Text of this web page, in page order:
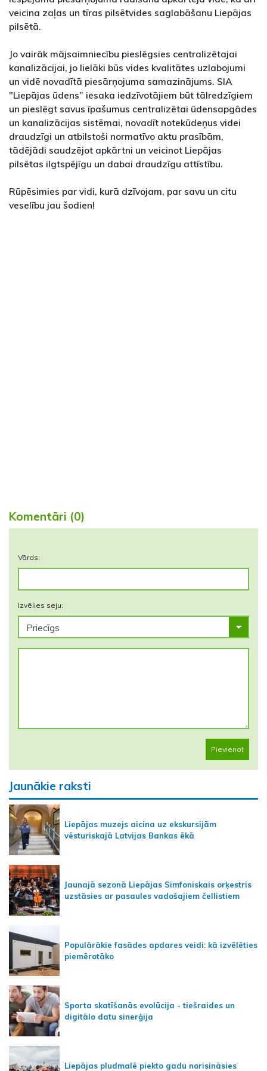
veicina zaļas un tīras pilsētvides saglabāšanu Liepājas
pilsētā.
Jo vairāk mājsaimniecību pieslēgsies centralizētajai
kanalizācijai, jo lielāki būs vides kvalitātes uzlabojumi
un vidē novadītā piesārņojuma samazinājums. SIA
"Liepājas ūdens” iesaka iedzīvotājiem būt tālredzīgiem
un pieslēgt savus īpašumus centralizētai ūdensapgādes
un kanalizācijas sistēmai, novadīt notekūdeņus videi
draudzīgi un atbilstoši normatīvo aktu prasībām,
tādējādi saudzējot apkārtni un veicinot Liepājas
pilsētas ilgtspējīgu un dabai draudzīgu attīstību.
Rūpēsimies par vidi, kurā dzīvojam, par savu un citu
veselību jau šodien!
Komentāri (0)
Vārds:
Izvēlies seju:
Pievienot
Jaunākie raksti
Liepājas muzejs aicina uz ekskursijām
vēsturiskajā Latvijas Bankas ēkā
Jaunajā sezonā Liepājas Simfoniskais orķestris
uzstāsies ar pasaules vadošajiem čellistiem
Populārākie fasādes apdares veidi: kā izvēlēties
piemērotāko
Sporta skatīšanās evolūcija - tiešraides un
digitālo datu sinerģija
Liepājas pludmalē piekto gadu norisināsies